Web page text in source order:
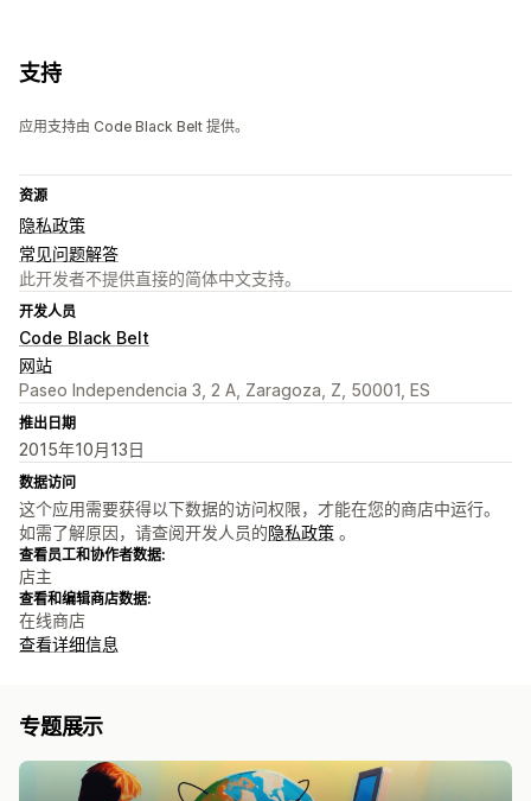
支持
应用支持由 Code Black Belt 提供。
资源
隐私政策
常见问题解答
此开发者不提供直接的简体中文支持。
开发人员
Code Black Belt
网站
Paseo Independencia 3, 2 A, Zaragoza, Z, 50001, ES
推出日期
2015年10月13日
数据访问
这个应用需要获得以下数据的访问权限，才能在您的商店中运行。
如需了解原因，请查阅开发人员的隐私政策 。
查看员工和协作者数据:
店主
查看和编辑商店数据:
在线商店
查看详细信息
专题展示